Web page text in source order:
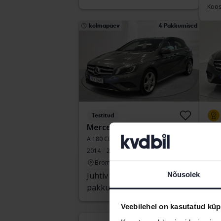
Nõusolek
Veebilehel on kasutatud
kolmapäev 4 Pakkumised
Testitud
Mercedes A-Klass
A 180 CDI 5dr W176
2014
201 330 km
Diisel
Bromölla
Juhtiv
pakkumine:
19 500
SEK